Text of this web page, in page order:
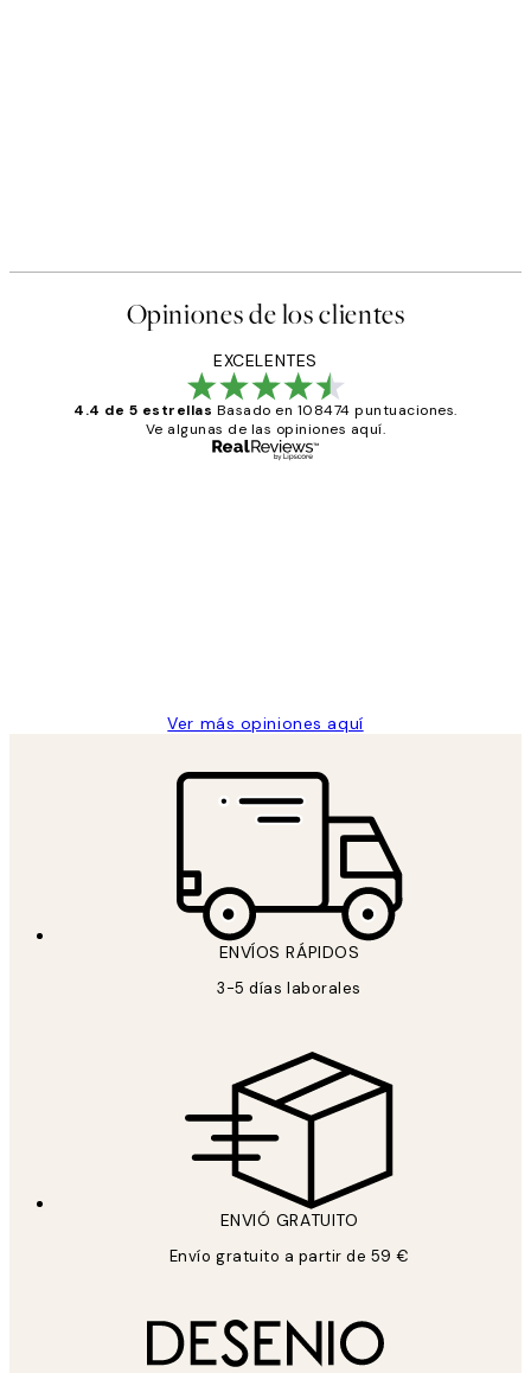
Opiniones de los clientes
EXCELENTES
4.4 de 5 estrellas Basado en 108474 puntuaciones.
Ve algunas de las opiniones aquí.
Ver más opiniones aquí
ENVÍOS RÁPIDOS
3-5 días laborales
ENVIÓ GRATUITO
Envío gratuito a partir de 59 €